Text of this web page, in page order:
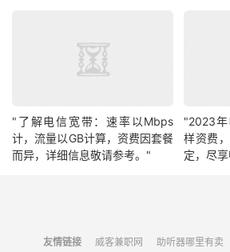
"了解电信宽带：速率以Mbps
计，流量以GB计算，资费因套餐
而异，详细信息敬请参考。"
"2023年
样资费
定，尽
友情链接 威客兼职网 助听器哪里有卖